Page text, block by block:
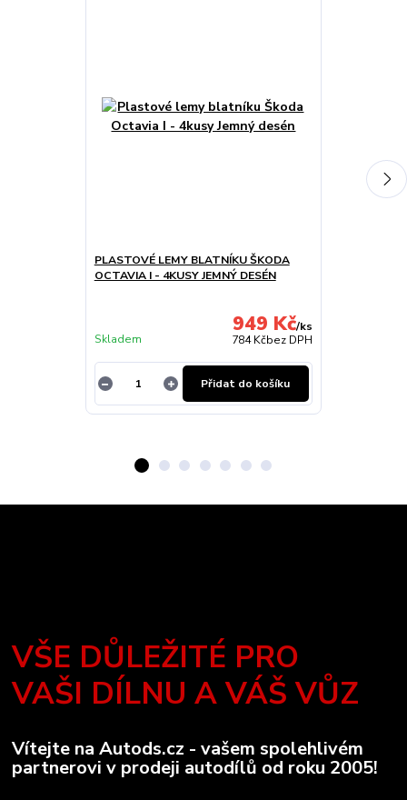
PLASTOVÉ LEMY BLATNÍKU ŠKODA
OCTAVIA I - 4KUSY JEMNÝ DESÉN
949 Kč/ks
784 Kčbez DPH
Skladem
Přidat do košíku
VŠE DŮLEŽITÉ PRO
VAŠI DÍLNU A VÁŠ VŮZ
Vítejte na Autods.cz - vašem spolehlivém
partnerovi v prodeji autodílů od roku 2005!